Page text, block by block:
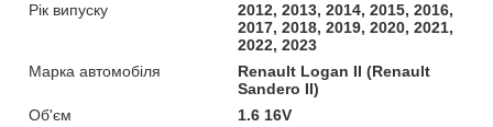
Рік випуску
2012, 2013, 2014, 2015, 2016,
2017, 2018, 2019, 2020, 2021,
2022, 2023
Марка автомобіля
Renault Logan II (Renault
Sandero II)
Об'єм
1.6 16V